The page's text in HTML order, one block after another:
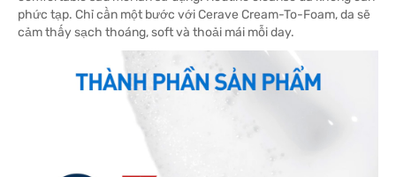
phức tạp. Chỉ cần một bước với Cerave Cream-To-Foam, da sẽ
cảm thấy sạch thoáng, soft và thoải mái mỗi day.